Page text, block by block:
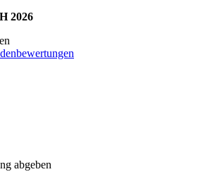
2026
abgeben